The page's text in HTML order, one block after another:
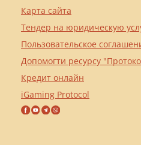
Карта сайта
Тендер на юридическую
Пользовательское
Допомогти ресурсу
Кредит онлайн
iGaming Protocol